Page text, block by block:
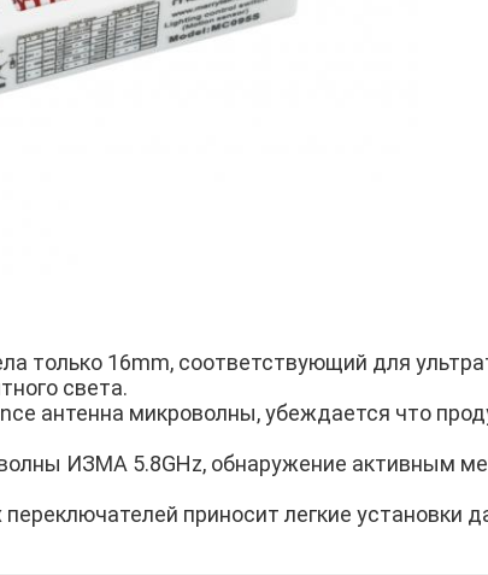
только 16mm, соответствующий для
света.
антенна микроволны, убеждается что
ИЗМА 5.8GHz, обнаружение активным
приносит легкие установки